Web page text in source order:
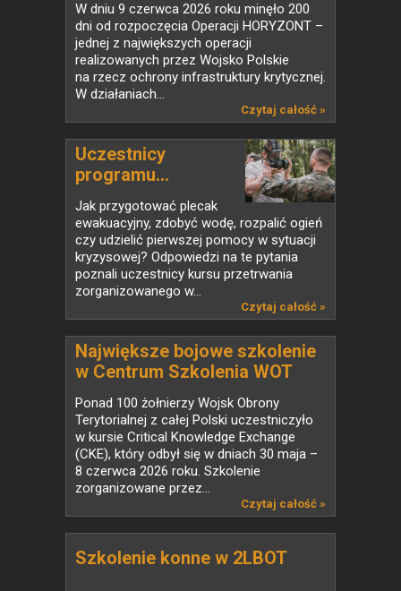
W dniu 9 czerwca 2026 roku minęło 200
dni od rozpoczęcia Operacji HORYZONT –
jednej z największych operacji
realizowanych przez Wojsko Polskie
na rzecz ochrony infrastruktury krytycznej.
W działaniach...
Czytaj całość »
Uczestnicy
programu...
Jak przygotować plecak
ewakuacyjny, zdobyć wodę, rozpalić ogień
czy udzielić pierwszej pomocy w sytuacji
kryzysowej? Odpowiedzi na te pytania
poznali uczestnicy kursu przetrwania
zorganizowanego w...
Czytaj całość »
Największe bojowe szkolenie
w Centrum Szkolenia WOT
Ponad 100 żołnierzy Wojsk Obrony
Terytorialnej z całej Polski uczestniczyło
w kursie Critical Knowledge Exchange
(CKE), który odbył się w dniach 30 maja –
8 czerwca 2026 roku. Szkolenie
zorganizowane przez...
Czytaj całość »
Szkolenie konne w 2LBOT